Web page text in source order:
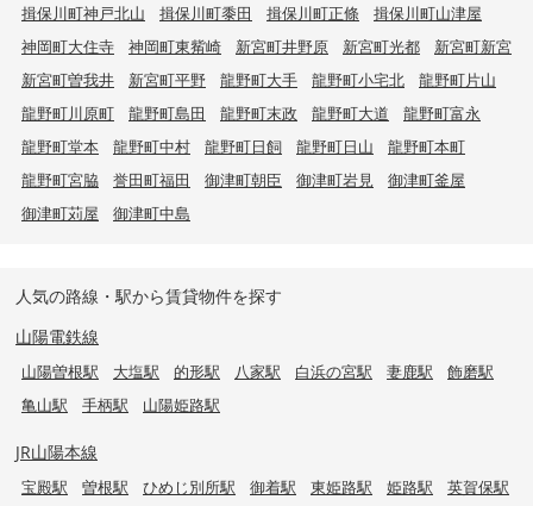
揖保川町神戸北山
揖保川町黍田 揖保川町正條
揖保川町山津屋
神岡町大住寺
神岡町東觜崎 新宮町井野原 新宮町光都
新宮町新宮
新宮町曽我井
新宮町平野 龍野町大手 龍野町小宅北
龍野町片山
龍野町川原町
龍野町島田 龍野町末政 龍野町大道
龍野町富永
龍野町堂本
龍野町中村 龍野町日飼 龍野町日山
龍野町本町
龍野町宮脇
誉田町福田 御津町朝臣 御津町岩見
御津町釜屋
御津町苅屋
御津町中島
人気の路線・駅から賃貸物件を探す
山陽電鉄線
山陽曽根駅 大塩駅 的形駅 八家駅 白浜の宮駅 妻鹿駅
飾磨駅
亀山駅
手柄駅 山陽姫路駅
JR山陽本線
宝殿駅 曽根駅 ひめじ別所駅 御着駅 東姫路駅 姫路駅
英賀保駅